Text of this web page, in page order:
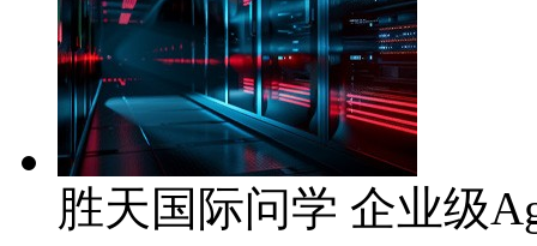
胜天国际问学 企业级